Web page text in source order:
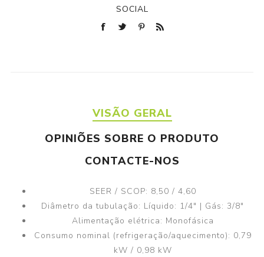
SOCIAL
VISÃO GERAL
OPINIÕES SOBRE O PRODUTO
CONTACTE-NOS
SEER / SCOP: 8,50 / 4,60
Diâmetro da tubulação: Líquido: 1/4" | Gás: 3/8"
Alimentação elétrica: Monofásica
Consumo nominal (refrigeração/aquecimento): 0,79
kW / 0,98 kW